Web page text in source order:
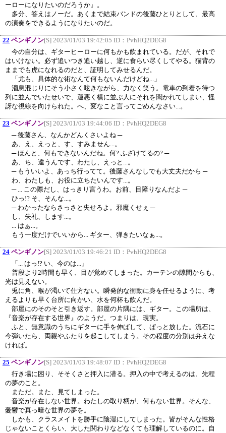
ーローになりたいのだろうか』。
多分、答えはノーだ。あくまで結束バンドの後藤ひとりとして、最高
の演奏をできるようになりたいのだ。
22 ペンギノン[S] 2023/01/03 19:42:05 ID： PvhHQ2DEG8
今の自分は、ギターヒーローに何もかも飲まれている。だが、それで
はいけない。必ず追いつき追い越し、逆に食らい尽くしてやる。猫背の
ままでも虎になれるのだと、証明してみせるんだ。
「尤も、具体的な術なんて何もないんだけどね...」
溜息混じりにそう小さく呟きながら、力なく笑う。電車の到着を待つ
列に並んでいたせいで、運悪く横に並ぶ人にそれを聞かれてしまい、怪
訝な視線を向けられた。へ、変なこと言ってごめんなさい...。
23 ペンギノン[S] 2023/01/03 19:44:06 ID： PvhHQ2DEG8
─ 後藤さん、なんかどんくさいよね ─
あ、え、えっと、す、すみません...。
─ ほんと、何もできないんだね。何? ふざけてるの? ─
あ、ち、違うんです、わたし、えっと...。
─ もういいよ、あっち行ってて。後藤さんなしでも大丈夫だから ─
わ、わたしも、お役に立ちたいんです...。
─ ... この際だし、はっきり言うわ。お前、目障りなんだよ ─
ひっ!? そ、そんな...。
─ わかったならさっさと失せろよ。邪魔くせぇ ─
し、失礼、します...。
... はぁ...。
もう一度だけでいいから... ギター、弾きたいなぁ...。
24 ペンギノン[S] 2023/01/03 19:46:21 ID： PvhHQ2DEG8
「... はっ!? い、今のは...」
普段より2時間も早く、目が覚めてしまった。カーテンの隙間からも、
光は見えない。
兎に角、喉が渇いて仕方ない。瞬発的な衝動に身を任せるように、考
えるよりも早く台所に向かい、水を何杯も飲んだ。
部屋にのそのそと引き返す。部屋の片隅には、ギター。この場所は、
『音楽が存在する世界』のようだ。つまりは、現実。
ふと、無意識のうちにギターに手を伸ばして、ぱっと放した。流石に
今弾いたら、両親やふたりを起こしてしまう。その程度の分別は弁えな
ければ。
25 ペンギノン[S] 2023/01/03 19:48:07 ID： PvhHQ2DEG8
行き場に困り、そそくさと押入に潜る。押入の中で考えるのは、先程
の夢のこと。
まただ。また、見てしまった。
音楽が存在しない世界。わたしの取り柄が、何もない世界。そんな、
憂鬱で真っ暗な世界の夢を。
しかも、クラスメイトを勝手に陰湿にしてしまった。皆がそんな性格
じゃないことくらい、大した関わりなどなくても理解しているのに。自